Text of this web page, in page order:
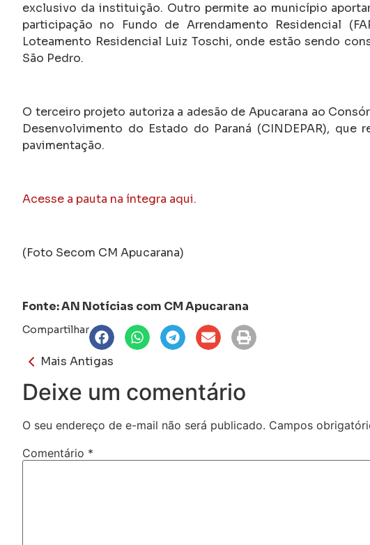
exclusivo da instituição. Outro permite ao município
participação no Fundo de Arrendamento Residencial
Loteamento Residencial Luiz Toschi, onde estão sendo
São Pedro.
O terceiro projeto autoriza a adesão de Apucarana ao
Desenvolvimento do Estado do Paraná (CINDEPAR), que
pavimentação.
Acesse a pauta na íntegra aqui.
(Foto Secom CM Apucarana)
Fonte: AN Notícias com CM Apucarana
Compartilhar
Mais Antigas
Deixe um comentário
O seu endereço de e-mail não será publicado. Campos
Comentário *